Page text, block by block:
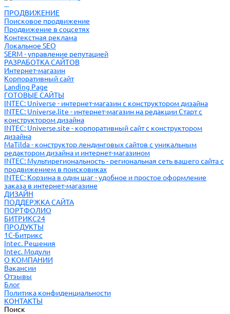
...
ПРОДВИЖЕНИЕ
Поисковое продвижение
Продвижение в соцсетях
Контекстная реклама
Локальное SEO
SERM - управление репутацией
РАЗРАБОТКА САЙТОВ
Интернет-магазин
Корпоративный сайт
Landing Page
ГОТОВЫЕ САЙТЫ
INTEC: Universe - интернет-магазин с конструктором дизайна
INTEC: Universe.lite - интернет-магазин на редакции Старт с
конструктором дизайна
INTEC: Universe.site - корпоративный сайт с конструктором
дизайна
MaTilda - конструктор лендинговых сайтов с уникальным
редактором дизайна и интернет-магазином
INTEC: Мультирегиональность - региональная сеть вашего сайта с
продвижением в поисковиках
INTEC: Корзина в один шаг - удобное и простое оформление
заказа в интернет-магазине
ДИЗАЙН
ПОДДЕРЖКА САЙТА
ПОРТФОЛИО
БИТРИКС24
ПРОДУКТЫ
1С-Битрикс
Intec. Решения
Intec. Модули
О КОМПАНИИ
Вакансии
Отзывы
Блог
Политика конфиденциальности
КОНТАКТЫ
Поиск